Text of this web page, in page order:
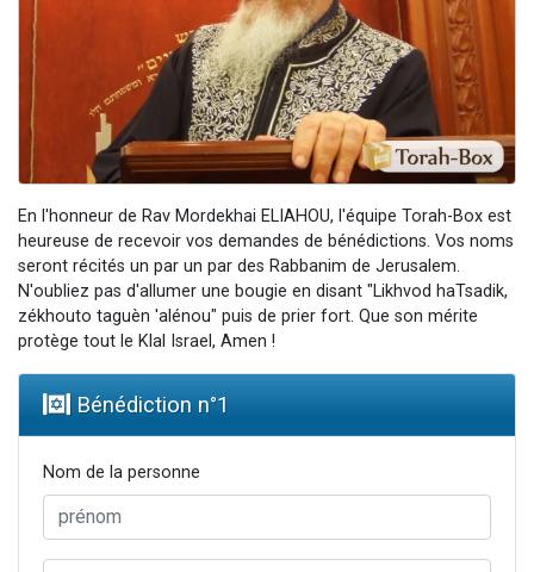
Ariel vient de donner son Maasser
Il reste 49 places pour étudier en groupe sur Zoom
Eva vient de donner son Maasser
En l'honneur de Rav Mordekhai ELIAHOU, l'équipe Torah-Box est
heureuse de recevoir vos demandes de bénédictions. Vos noms
seront récités un par un par des Rabbanim de Jerusalem.
N'oubliez pas d'allumer une bougie en disant "Likhvod haTsadik,
zékhouto taguèn 'alénou" puis de prier fort. Que son mérite
protège tout le Klal Israel, Amen !
Bénédiction n°1
Nom de la personne